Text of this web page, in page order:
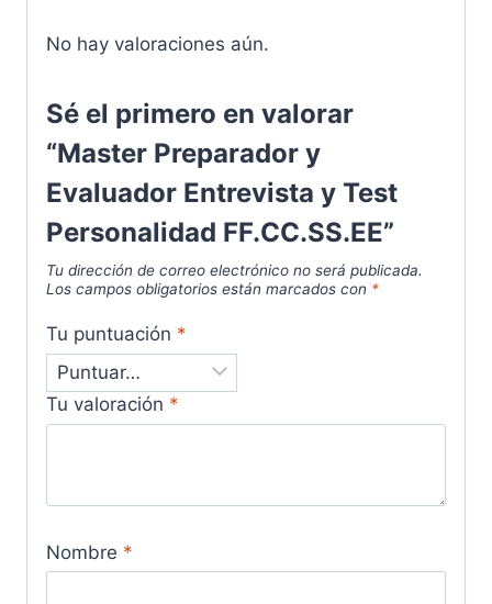
No hay valoraciones aún.
Sé el primero en valorar
“Master Preparador y
Evaluador Entrevista y Test
Personalidad FF.CC.SS.EE”
Tu dirección de correo electrónico no será publicada.
Los campos obligatorios están marcados con *
Tu puntuación *
Tu valoración *
Nombre *